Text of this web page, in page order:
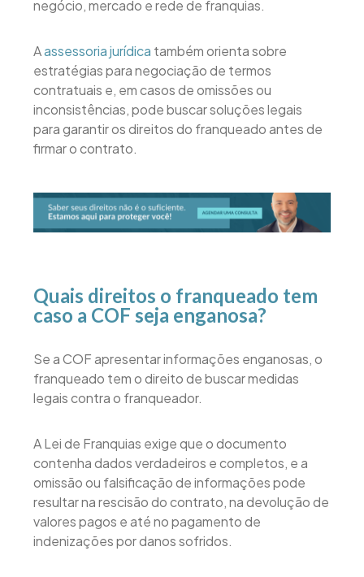
negócio, mercado e rede de franquias.
Aassessoria jurídica também orienta sobre
estratégias para negociação de termos
contratuais e, em casos de omissões ou
inconsistências, pode buscar soluções legais
para garantir os direitos do franqueado antes de
firmar o contrato.
Quais direitos o franqueado tem
caso a COF seja enganosa?
Se a COF apresentar informações enganosas, o
franqueado tem o direito de buscar medidas
legais contra o franqueador.
A Lei de Franquias exige que o documento
contenha dados verdadeiros e completos, e a
omissão ou falsificação de informações pode
resultar na rescisão do contrato, na devolução de
valores pagos e até no pagamento de
indenizações por danos sofridos.